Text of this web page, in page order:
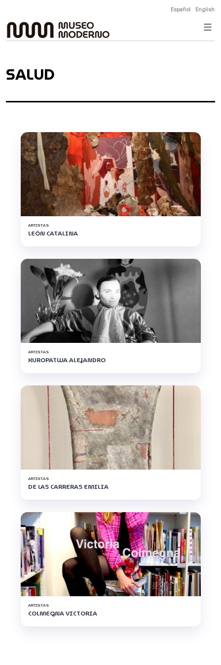
to
content
Español English
SALUD
ARTISTAS
LEÓN CATALINA
ARTISTAS
KUROPATWA ALEJANDRO
ARTISTAS
DE LAS CARRERAS EMILIA
ARTISTAS
COLMEGNA VICTORIA